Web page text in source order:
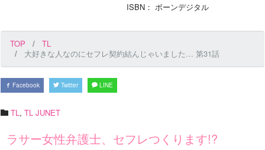
ISBN： ボーンデジタル
TOP
TL
大好きな人なのにセフレ契約結んじゃいました… 第31話
Facebook Twitter LINE
TL , TL JUNET
ラサー女性弁護士、セフレつくります!?